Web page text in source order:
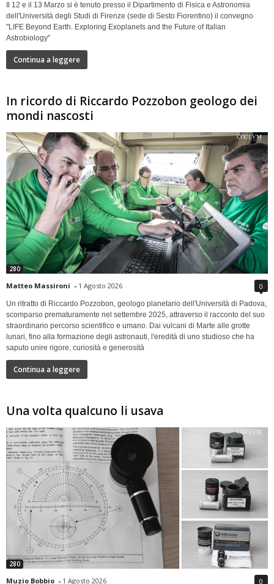
Il 12 e il 13 Marzo si è tenuto presso il Dipartimento di Fisica e Astronomia
dell'Università degli Studi di Firenze (sede di Sesto Fiorentino) il convegno
"LIFE Beyond Earth. Exploring Exoplanets and the Future of Italian
Astrobiology"
Continua a leggere
In ricordo di Riccardo Pozzobon geologo dei
mondi nascosti
280
Matteo Massironi - 1 Agosto 2026 0
Un ritratto di Riccardo Pozzobon, geologo planetario dell'Università di Padova,
scomparso prematuramente nel settembre 2025, attraverso il racconto del suo
straordinario percorso scientifico e umano. Dai vulcani di Marte alle grotte
lunari, fino alla formazione degli astronauti, l'eredità di uno studioso che ha
saputo unire rigore, curiosità e generosità
Continua a leggere
Una volta qualcuno li usava
280
Muzio Bobbio - 1 Agosto 2026 0